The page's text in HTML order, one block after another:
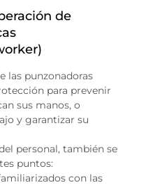
de
las punzonadoras
para prevenir
sus manos, o
y garantizar su
personal, también se
puntos:
con las